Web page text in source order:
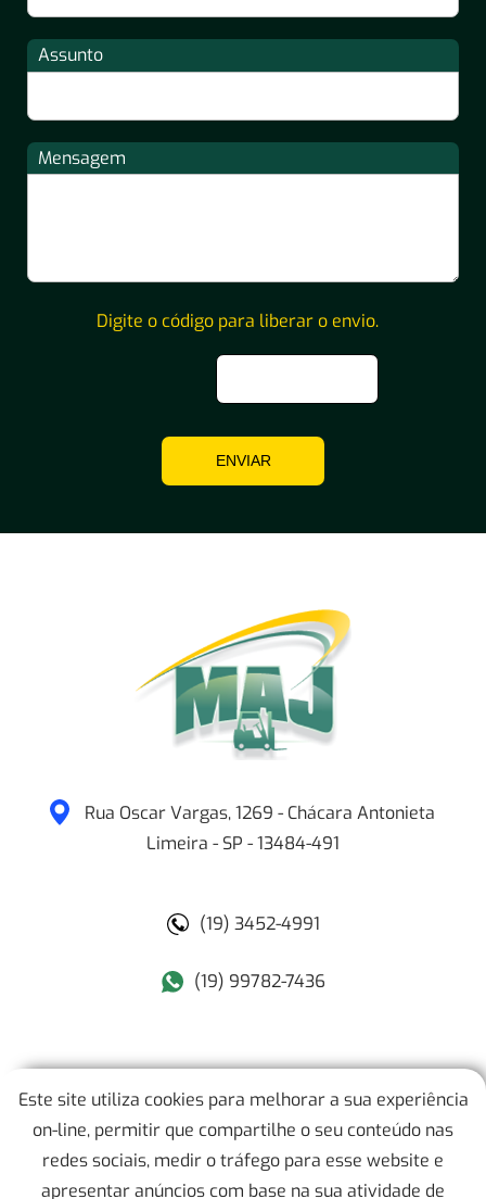
Assunto
Mensagem
Digite o código para liberar o envio.
ENVIAR
Rua Oscar Vargas, 1269 - Chácara Antonieta
Limeira - SP -13484-491
(19) 3452-4991
(19) 99782-7436
MAJ Empilhadeiras
Mapa do Site
Este site utiliza cookies para melhorar a sua experiência
on-line, permitir que compartilhe o seu conteúdo nas
redes sociais, medir o tráfego para esse website e
apresentar anúncios com base na sua atividade de